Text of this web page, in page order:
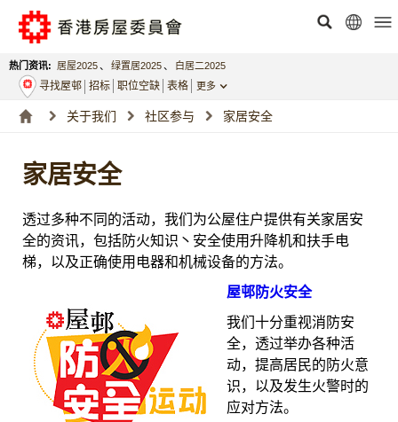
热门资讯: 居屋2025、 绿置居2025、 白居二2025
寻找屋邨 招标 职位空缺 表格 更多
关于我们 社区参与 家居安全
家居安全
透过多种不同的活动，我们为公屋住户提供有关家居安
全的资讯，包括防火知识丶安全使用升降机和扶手电
梯，以及正确使用电器和机械设备的方法。
屋邨防火安全
我们十分重视消防安
全，透过举办各种活
动，提高居民的防火意
识，以及发生火警时的
应对方法。